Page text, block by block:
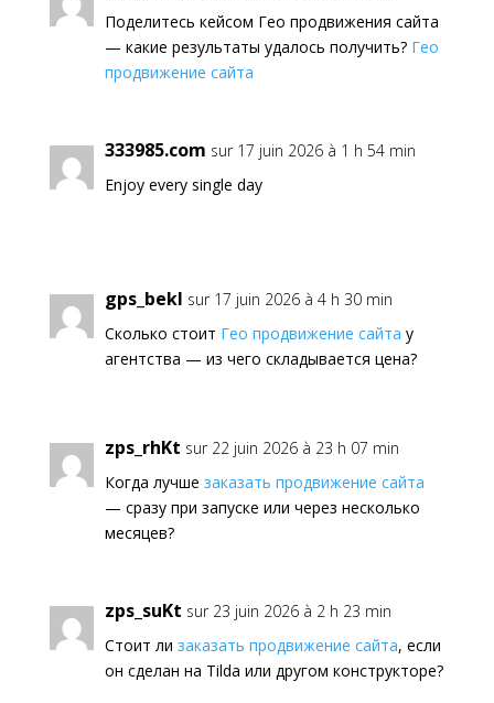
Поделитесь кейсом Гео продвижения сайта
— какие результаты удалось получить? Гео
продвижение сайта
333985.com sur 17 juin 2026 à 1 h 54 min
Enjoy every single day
gps_bekl sur 17 juin 2026 à 4 h 30 min
Сколько стоит Гео продвижение сайта у
агентства — из чего складывается цена?
zps_rhKt sur 22 juin 2026 à 23 h 07 min
Когда лучше заказать продвижение сайта
— сразу при запуске или через несколько
месяцев?
zps_suKt sur 23 juin 2026 à 2 h 23 min
Стоит ли заказать продвижение сайта, если
он сделан на Tilda или другом конструкторе?